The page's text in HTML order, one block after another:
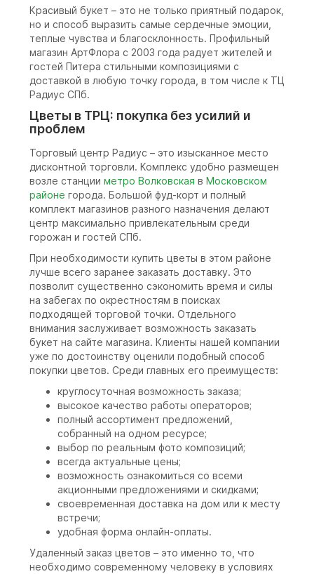
Красивый букет – это не только приятный подарок,
но и способ выразить самые сердечные эмоции,
теплые чувства и благосклонность. Профильный
магазин АртФлора с 2003 года радует жителей и
гостей Питера стильными композициями с
доставкой в любую точку города, в том числе к ТЦ
Радиус СПб.
Цветы в ТРЦ: покупка без усилий и
проблем
Торговый центр Радиус – это изысканное место
дисконтной торговли. Комплекс удобно размещен
возле станции метро Волковская в Московском
районе города. Большой фуд-корт и полный
комплект магазинов разного назначения делают
центр максимально привлекательным среди
горожан и гостей СПб.
При необходимости купить цветы в этом районе
лучше всего заранее заказать доставку. Это
позволит существенно сэкономить время и силы
на забегах по окрестностям в поисках
подходящей торговой точки. Отдельного
внимания заслуживает возможность заказать
букет на сайте магазина. Клиенты нашей компании
уже по достоинству оценили подобный способ
покупки цветов. Среди главных его преимуществ:
круглосуточная возможность заказа;
высокое качество работы операторов;
полный ассортимент предложений,
собранный на одном ресурсе;
выбор по реальным фото композиций;
всегда актуальные цены;
возможность ознакомиться со всеми
акционными предложениями и скидками;
своевременная доставка на дом или к месту
встречи;
удобная форма онлайн-оплаты.
Удаленный заказ цветов – это именно то, что
необходимо современному человеку в условиях